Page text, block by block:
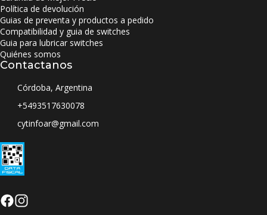
Política de devolución
Guias de preventa y productos a pedido
Compatibilidad y guia de switches
Guia para lubricar switches
Quiénes somos
Contactanos
Córdoba, Argentina
+5493517630078
cytinfoar@gmail.com